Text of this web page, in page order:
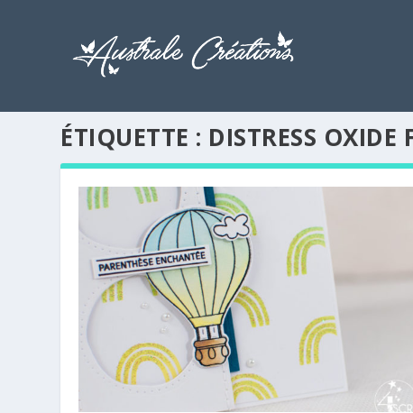
ÉTIQUETTE : DISTRESS OXIDE